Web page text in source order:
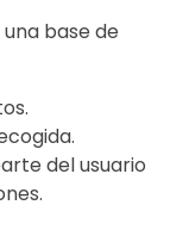
base de
del usuario